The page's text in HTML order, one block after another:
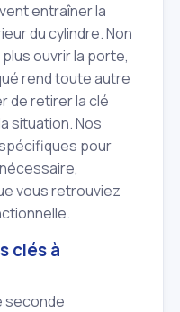
entraîner la
du cylindre. Non
ouvrir la porte,
rend toute autre
de retirer la clé
situation. Nos
pour
vous retrouviez
clés à
seconde